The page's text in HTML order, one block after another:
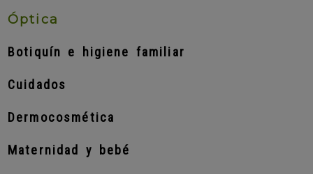
Óptica
Botiquín e higiene familiar
Cuidados
Dermocosmética
Maternidad y bebé